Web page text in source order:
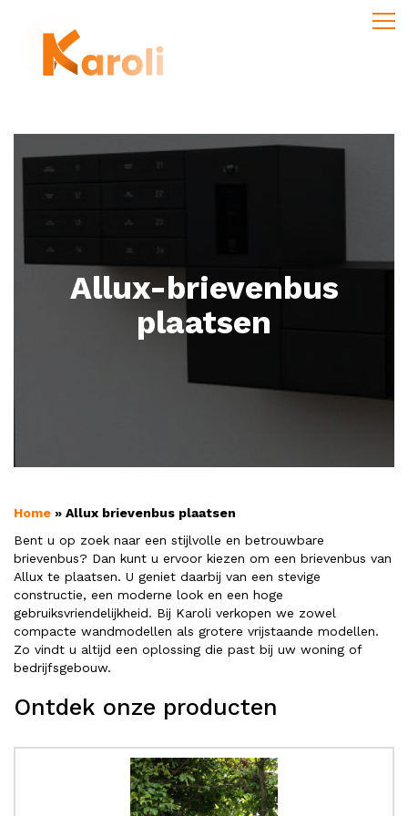
Allux-brievenbus
plaatsen
Home » Allux brievenbus plaatsen
Bent u op zoek naar een stijlvolle en betrouwbare
brievenbus? Dan kunt u ervoor kiezen om een brievenbus van
Allux te plaatsen. U geniet daarbij van een stevige
constructie, een moderne look en een hoge
gebruiksvriendelijkheid. Bij Karoli verkopen we zowel
compacte wandmodellen als grotere vrijstaande modellen.
Zo vindt u altijd een oplossing die past bij uw woning of
bedrijfsgebouw.
Ontdek onze producten